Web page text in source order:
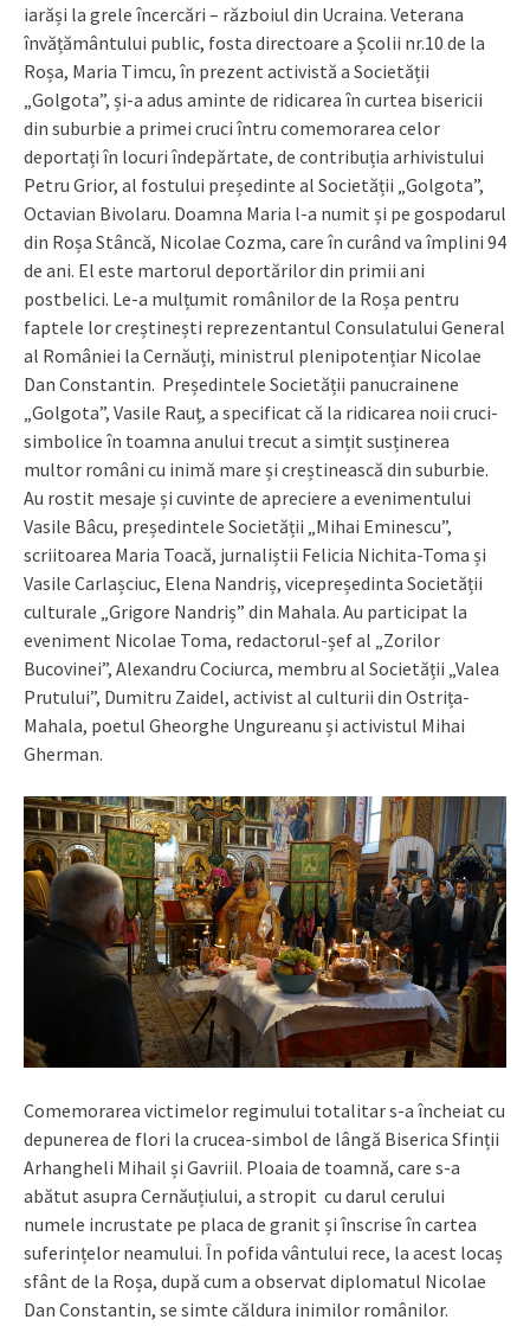
iarăși la grele încercări – războiul din Ucraina. Veterana
învățământului public, fosta directoare a Școlii nr.10 de la
Roșa, Maria Timcu, în prezent activistă a Societății
„Golgota”, și-a adus aminte de ridicarea în curtea bisericii
din suburbie a primei cruci întru comemorarea celor
deportați în locuri îndepărtate, de contribuția arhivistului
Petru Grior, al fostului președinte al Societății „Golgota”,
Octavian Bivolaru. Doamna Maria l-a numit și pe gospodarul
din Roșa Stâncă, Nicolae Cozma, care în curând va împlini 94
de ani. El este martorul deportărilor din primii ani
postbelici. Le-a mulțumit românilor de la Roșa pentru
faptele lor creștinești reprezentantul Consulatului General
al României la Cernăuți, ministrul plenipotențiar Nicolae
Dan Constantin. Președintele Societății panucrainene
„Golgota”, Vasile Rauț, a specificat că la ridicarea noii cruci-
simbolice în toamna anului trecut a simțit susținerea
multor români cu inimă mare și creștinească din suburbie.
Au rostit mesaje și cuvinte de apreciere a evenimentului
Vasile Bâcu, președintele Societății „Mihai Eminescu”,
scriitoarea Maria Toacă, jurnaliștii Felicia Nichita-Toma și
Vasile Carlașciuc, Elena Nandriș, vicepreședinta Societății
culturale „Grigore Nandriș” din Mahala. Au participat la
eveniment Nicolae Toma, redactorul-șef al „Zorilor
Bucovinei”, Alexandru Cociurca, membru al Societății „Valea
Prutului”, Dumitru Zaidel, activist al culturii din Ostrița-
Mahala, poetul Gheorghe Ungureanu și activistul Mihai
Gherman.
Comemorarea victimelor regimului totalitar s-a încheiat cu
depunerea de flori la crucea-simbol de lângă Biserica Sfinții
Arhangheli Mihail și Gavriil. Ploaia de toamnă, care s-a
abătut asupra Cernăuțiului, a stropit cu darul cerului
numele incrustate pe placa de granit și înscrise în cartea
suferințelor neamului. În pofida vântului rece, la acest locaș
sfânt de la Roșa, după cum a observat diplomatul Nicolae
Dan Constantin, se simte căldura inimilor românilor.